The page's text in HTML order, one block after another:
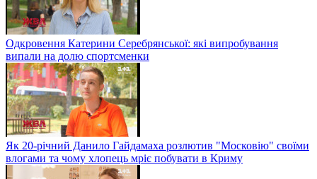
Одкровення Катерини Серебрянської: які випробування
випали на долю спортсменки
Як 20-річний Данило Гайдамаха розлютив "Московію" своїми
влогами та чому хлопець мріє побувати в Криму